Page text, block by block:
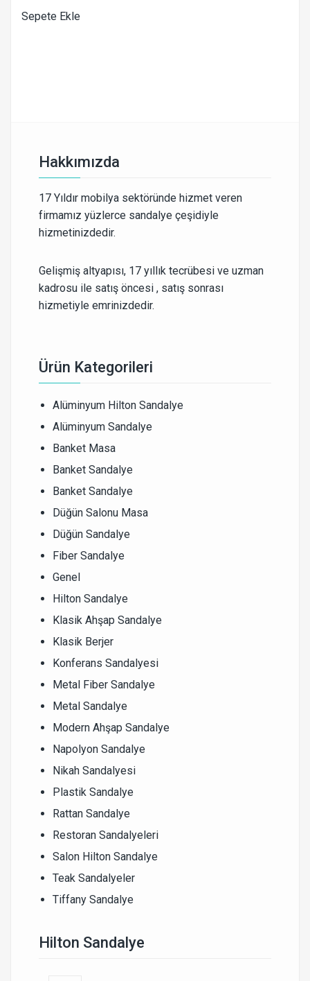
Sepete Ekle
Hakkımızda
17 Yıldır mobilya sektöründe hizmet veren
firmamız yüzlerce sandalye çeşidiyle
hizmetinizdedir.
Gelişmiş altyapısı, 17 yıllık tecrübesi ve uzman
kadrosu ile satış öncesi , satış sonrası
hizmetiyle emrinizdedir.
Ürün Kategorileri
Alüminyum Hilton Sandalye
Alüminyum Sandalye
Banket Masa
Banket Sandalye
Banket Sandalye
Düğün Salonu Masa
Düğün Sandalye
Fiber Sandalye
Genel
Hilton Sandalye
Klasik Ahşap Sandalye
Klasik Berjer
Konferans Sandalyesi
Metal Fiber Sandalye
Metal Sandalye
Modern Ahşap Sandalye
Napolyon Sandalye
Nikah Sandalyesi
Plastik Sandalye
Rattan Sandalye
Restoran Sandalyeleri
Salon Hilton Sandalye
Teak Sandalyeler
Tiffany Sandalye
Hilton Sandalye